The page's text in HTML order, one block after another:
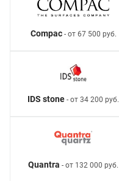
Compac- от 67 500 руб.
IDS stone - от 34 200 руб.
Quantra - от 132 000 руб.